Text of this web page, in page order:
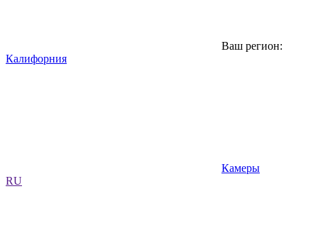
Ваш регион:
Калифорния
Камеры
RU